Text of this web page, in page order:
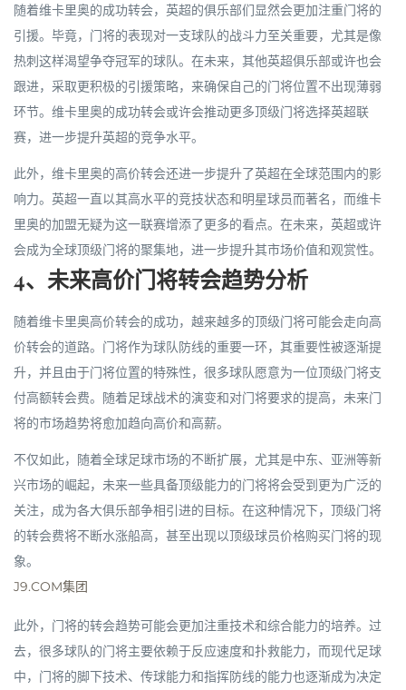
随着维卡里奥的成功转会，英超的俱乐部们显然会更加注重门将的
引援。毕竟，门将的表现对一支球队的战斗力至关重要，尤其是像
热刺这样渴望争夺冠军的球队。在未来，其他英超俱乐部或许也会
跟进，采取更积极的引援策略，来确保自己的门将位置不出现薄弱
环节。维卡里奥的成功转会或许会推动更多顶级门将选择英超联
赛，进一步提升英超的竞争水平。
此外，维卡里奥的高价转会还进一步提升了英超在全球范围内的影
响力。英超一直以其高水平的竞技状态和明星球员而著名，而维卡
里奥的加盟无疑为这一联赛增添了更多的看点。在未来，英超或许
会成为全球顶级门将的聚集地，进一步提升其市场价值和观赏性。
4、未来高价门将转会趋势分析
随着维卡里奥高价转会的成功，越来越多的顶级门将可能会走向高
价转会的道路。门将作为球队防线的重要一环，其重要性被逐渐提
升，并且由于门将位置的特殊性，很多球队愿意为一位顶级门将支
付高额转会费。随着足球战术的演变和对门将要求的提高，未来门
将的市场趋势将愈加趋向高价和高薪。
不仅如此，随着全球足球市场的不断扩展，尤其是中东、亚洲等新
兴市场的崛起，未来一些具备顶级能力的门将将会受到更为广泛的
关注，成为各大俱乐部争相引进的目标。在这种情况下，顶级门将
的转会费将不断水涨船高，甚至出现以顶级球员价格购买门将的现
象。
J9.COM集团
此外，门将的转会趋势可能会更加注重技术和综合能力的培养。过
去，很多球队的门将主要依赖于反应速度和扑救能力，而现代足球
中，门将的脚下技术、传球能力和指挥防线的能力也逐渐成为决定